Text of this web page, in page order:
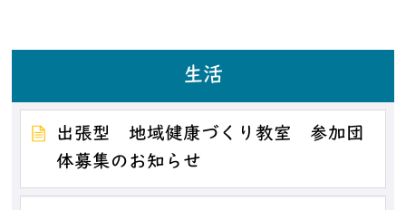
生活
出張型 地域健康づくり教室 参加団
体募集のお知らせ